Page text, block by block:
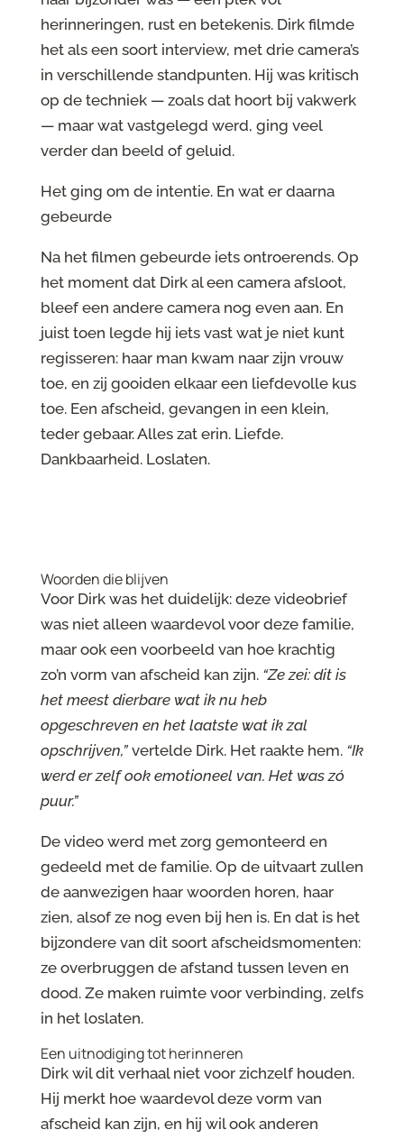
herinneringen, rust en betekenis. Dirk filmde
het als een soort interview, met drie camera’s
in verschillende standpunten. Hij was kritisch
op de techniek — zoals dat hoort bij vakwerk
— maar wat vastgelegd werd, ging veel
verder dan beeld of geluid.
Het ging om de intentie. En wat er daarna
gebeurde
Na het filmen gebeurde iets ontroerends. Op
het moment dat Dirk al een camera afsloot,
bleef een andere camera nog even aan. En
juist toen legde hij iets vast wat je niet kunt
regisseren: haar man kwam naar zijn vrouw
toe, en zij gooiden elkaar een liefdevolle kus
toe. Een afscheid, gevangen in een klein,
teder gebaar. Alles zat erin. Liefde.
Dankbaarheid. Loslaten.
Woorden die blijven
Voor Dirk was het duidelijk: deze videobrief
was niet alleen waardevol voor deze familie,
maar ook een voorbeeld van hoe krachtig
zo’n vorm van afscheid kan zijn. “Ze zei: dit is
het meest dierbare wat ik nu heb
opgeschreven en het laatste wat ik zal
opschrijven,”vertelde Dirk. Het raakte hem. “Ik
werd er zelf ook emotioneel van. Het was zó
puur.”
De video werd met zorg gemonteerd en
gedeeld met de familie. Op de uitvaart zullen
de aanwezigen haar woorden horen, haar
zien, alsof ze nog even bij hen is. En dat is het
bijzondere van dit soort afscheidsmomenten:
ze overbruggen de afstand tussen leven en
dood. Ze maken ruimte voor verbinding, zelfs
in het loslaten.
Een uitnodiging tot herinneren
Dirk wil dit verhaal niet voor zichzelf houden.
Hij merkt hoe waardevol deze vorm van
afscheid kan zijn, en hij wil ook anderen